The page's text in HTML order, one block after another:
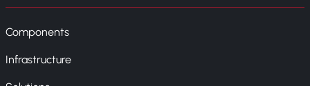
Components
Infrastructure